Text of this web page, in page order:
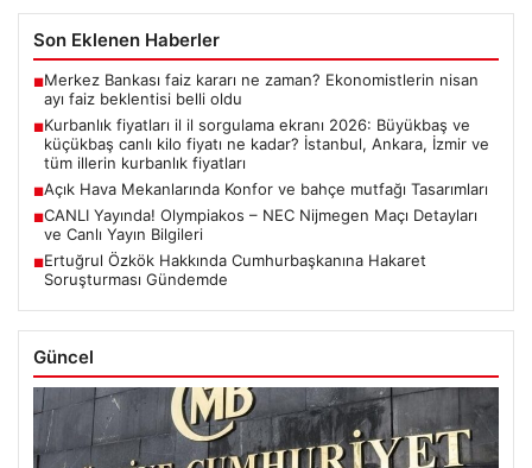
Son Eklenen Haberler
■Merkez Bankası faiz kararı ne zaman? Ekonomistlerin nisan
ayı faiz beklentisi belli oldu
■Kurbanlık fiyatları il il sorgulama ekranı 2026: Büyükbaş ve
küçükbaş canlı kilo fiyatı ne kadar? İstanbul, Ankara, İzmir ve
tüm illerin kurbanlık fiyatları
■Açık Hava Mekanlarında Konfor ve bahçe mutfağı Tasarımları
■CANLI Yayında! Olympiakos – NEC Nijmegen Maçı Detayları
ve Canlı Yayın Bilgileri
■Ertuğrul Özkök Hakkında Cumhurbaşkanına Hakaret
Soruşturması Gündemde
Güncel